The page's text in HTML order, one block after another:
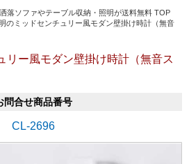
落ソファやテーブル収納・照明が送料無料 TOP
のミッドセンチュリー風モダン壁掛け時計（無音
リー風モダン壁掛け時計（無音ス
問合せ商品番号
CL-2696